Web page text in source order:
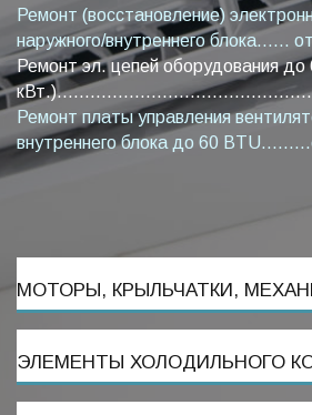
Ремонт (восстановление)
наружного/внутреннего блока......
Ремонт эл. цепей оборудования
Ремонт платы управления
внутреннего блока до 60
МОТОРЫ, КРЫЛЬЧАТКИ,
ЭЛЕМЕНТЫ ХОЛОДИЛЬНОГО